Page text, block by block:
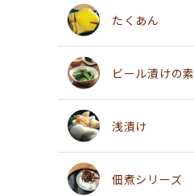
たくあん
ビール漬けの素
浅漬け
佃煮シリーズ